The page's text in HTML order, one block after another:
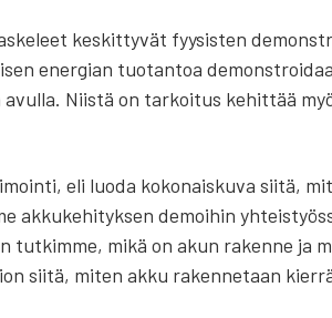
kes­kit­ty­vät fyy­sis­ten
ener­gian tuo­tan­toa
Niis­tä on tar­koi­tus kehit­tää
eli luo­da koko­nais­ku­va sii­tä,
akku­ke­hi­tyk­sen demoi­hin
tut­kim­me, mikä on akun raken­ne ja
sii­tä, miten akku raken­ne­taan